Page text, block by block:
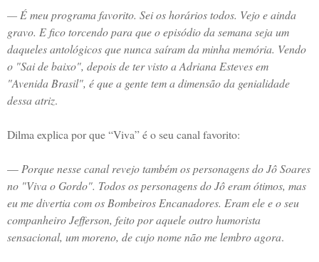
— É meu programa favorito. Sei os horários todos. Vejo e ainda
gravo. E fico torcendo para que o episódio da semana seja um
daqueles antológicos que nunca saíram da minha memória. Vendo
o "Sai de baixo", depois de ter visto a Adriana Esteves em
"Avenida Brasil", é que a gente tem a dimensão da genialidade
dessa atriz.
Dilma explica por que “Viva” é o seu canal favorito:
— Porque nesse canal revejo também os personagens do Jô Soares
no "Viva o Gordo". Todos os personagens do Jô eram ótimos, mas
eu me divertia com os Bombeiros Encanadores. Eram ele e o seu
companheiro Jefferson, feito por aquele outro humorista
sensacional, um moreno, de cujo nome não me lembro agora.